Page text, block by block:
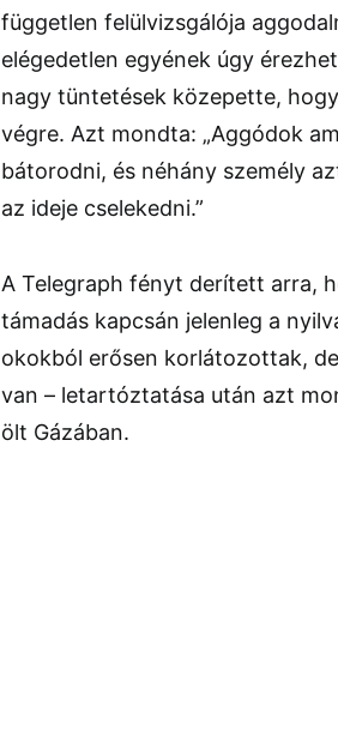
független felülvizsgálója
elégedetlen egyének úgy
nagy tüntetések közepette,
végre. Azt mondta: „Aggódok
bátorodni, és néhány személy
az ideje cselekedni.”
A Telegraph fényt derített arra,
támadás kapcsán jelenleg a
okokból erősen korlátozottak,
van – letartóztatása után azt
ölt Gázában.